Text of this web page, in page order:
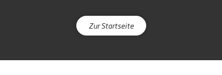
Zur Startseite